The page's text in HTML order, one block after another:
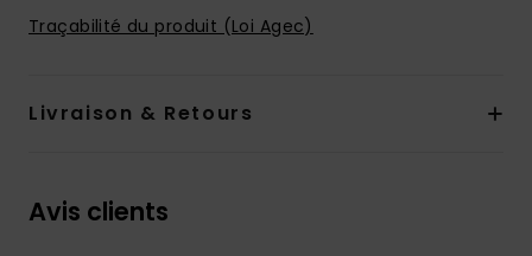
Traçabilité du produit (Loi Agec)
Livraison & Retours
Avis clients